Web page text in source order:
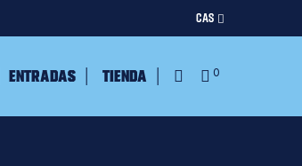
CAS
0
Entradas Tienda